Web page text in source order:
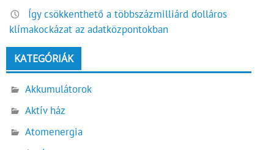
Így csökkenthető a többszázmilliárd dolláros
klímakockázat az adatközpontokban
KATEGÓRIÁK
Akkumulátorok
Aktív ház
Atomenergia